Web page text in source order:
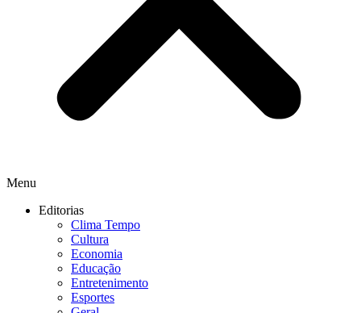
Menu
Editorias
Clima Tempo
Cultura
Economia
Educação
Entretenimento
Esportes